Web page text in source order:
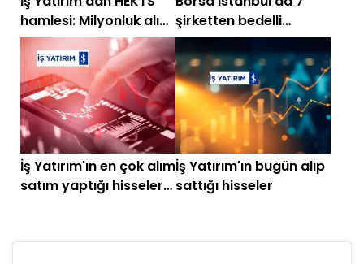
hamlesi: Milyonluk alım
yaptı
şirketten bedelli
sermaye artırımı kararı
İş Yatırım'ın en çok alım
satım yaptığı hisseler
İş Yatırım'ın bugün alıp
sattığı hisseler